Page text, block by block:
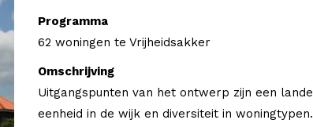
Programma
62 woningen te Vrijheidsakker
Omschrijving
Uitgangspunten van het ontwerp zijn een
eenheid in de wijk en diversiteit in